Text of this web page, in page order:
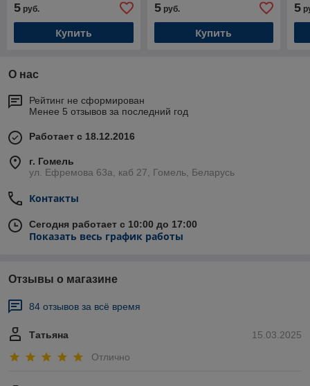
5 руб.
Купить
5руб.
Купить
5
О нас
Рейтинг не сформирован
Менее 5 отзывов за последний год
Работает с 18.12.2016
г. Гомель
ул. Ефремова 63а, каб 27, Гомель, Беларусь
Контакты
Сегодня работает с 10:00 до 17:00
Показать весь график работы
Отзывы о магазине
84 отзывов за всё время
15.03.2025
Татьяна
Отлично